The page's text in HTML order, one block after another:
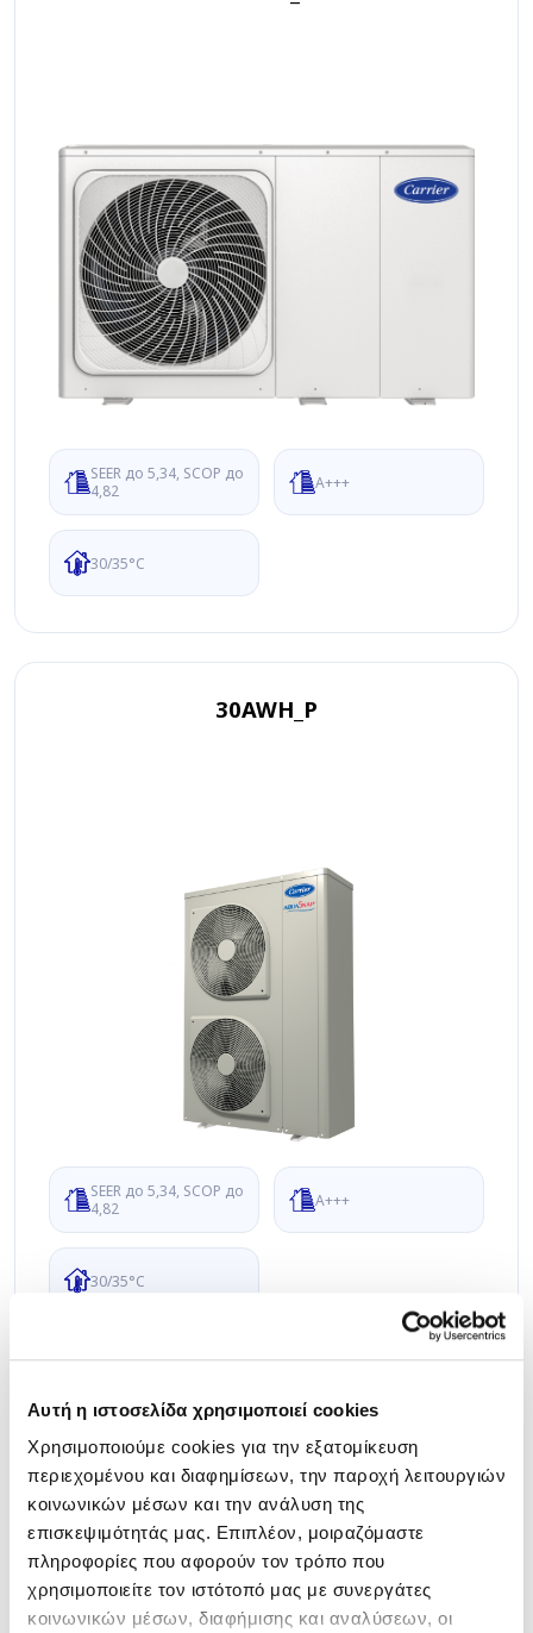
Αυτή η ιστοσελίδα χρησιμοποιεί cookies
Χρησιμοποιούμε cookies για την εξατομίκευση
περιεχομένου και διαφημίσεων, την παροχή λειτουργιών
κοινωνικών μέσων και την ανάλυση της
επισκεψιμότητάς μας. Επιπλέον, μοιραζόμαστε
πληροφορίες που αφορούν τον τρόπο που
χρησιμοποιείτε τον ιστότοπό μας με συνεργάτες
κοινωνικών μέσων, διαφήμισης και αναλύσεων, οι
SEER до 5,34, SCOP до
4,82
A+++
30/35°C
30AWH_P
SEER до 5,34, SCOP до
4,82
A+++
30/35°C
30AWH_R